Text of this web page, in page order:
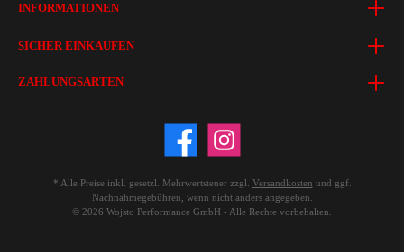
INFORMATIONEN
SICHER EINKAUFEN
ZAHLUNGSARTEN
* Alle Preise inkl. gesetzl. Mehrwertsteuer zzgl. Versandkosten und ggf.
Nachnahmegebühren, wenn nicht anders angegeben.
© 2026 Wojsto Performance GmbH - Alle Rechte vorbehalten.